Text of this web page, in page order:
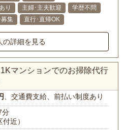
り 主婦･主夫歓迎
学歴不問
集 直行･直帰OK
の詳細を見る
マンションでのお掃除代行
、交通費支給、前払い制度あり
分
近）